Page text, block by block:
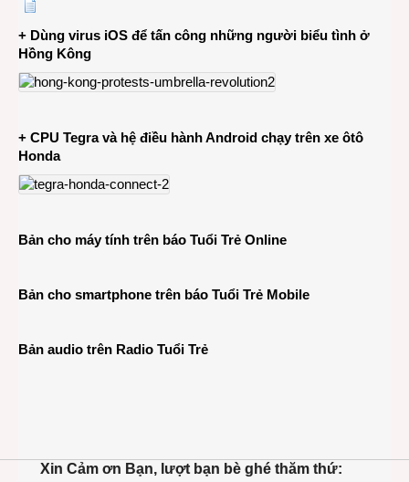
+ Dùng virus iOS để tấn công những người biểu tình ở
Hồng Kông
+ CPU Tegra và hệ điều hành Android chạy trên xe ôtô
Honda
Bản cho máy tính trên báo Tuổi Trẻ Online
Bản cho smartphone trên báo Tuổi Trẻ Mobile
Bản audio trên Radio Tuổi Trẻ
Xin Cảm ơn Bạn, lượt bạn bè ghé thăm thứ: